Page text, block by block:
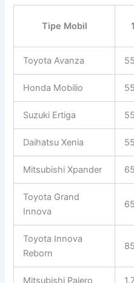
Tipe Mobil
Toyota Avanza
Honda Mobilio
Suzuki Ertiga
Daihatsu Xenia
Mitsubishi Xpander
Toyota Grand
Innova
Toyota Innova
Reborn
Mitsubishi Pajero